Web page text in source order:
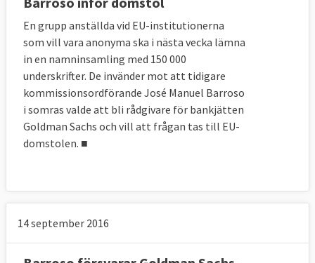
En grupp anställda vid EU-institutionerna
som vill vara anonyma ska i nästa vecka lämna
in en namninsamling med 150 000
underskrifter. De invänder mot att tidigare
kommissionsordförande José Manuel Barroso
i somras valde att bli rådgivare för bankjätten
Goldman Sachs och vill att frågan tas till EU-
domstolen. ■
14 september 2016